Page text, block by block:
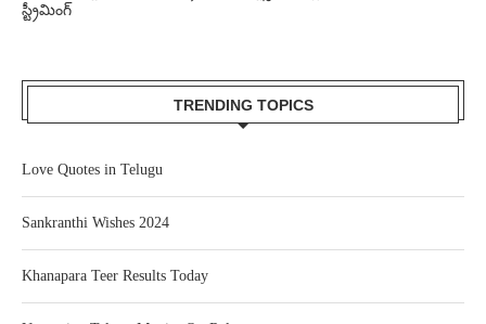
స్ట్రీమింగ్
TRENDING TOPICS
Love Quotes in Telugu
Sankranthi Wishes 2024
Khanapara Teer Results Today